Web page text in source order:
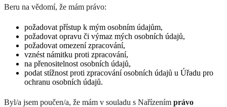
Beru na vědomí, že mám právo:
požadovat přístup k mým osobním údajům,
požadovat opravu či výmaz mých osobních údajů,
požadovat omezení zpracování,
vznést námitku proti zpracování,
na přenositelnost osobních údajů,
podat stížnost proti zpracování osobních údajů u Úřadu pro
ochranu osobních údajů.
Byl/a jsem poučen/a, že mám v souladu s Nařízením právo